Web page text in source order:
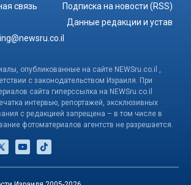
связь
Подписка на новости (RSS)
Данные редакции и устав
опубликованные на сайте NEWSru.co.il ,
с законодательством Израиля. При
сайта гиперссылка на NEWSru.co.il
интервью, репортажей, эксклюзивных
с редакцией запрещена – в том числе в
фотоматериалов агентств не разрешается.